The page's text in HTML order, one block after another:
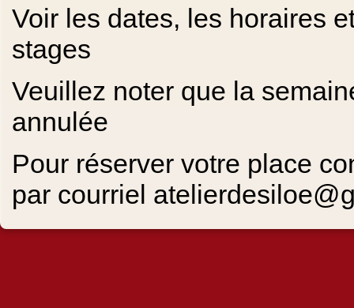
Voir les dates, les horaires
stages
Veuillez noter que la
annulée
Pour réserver votre place
par courriel